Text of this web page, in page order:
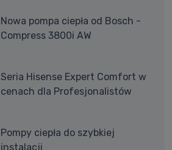
Nowa pompa ciepła od Bosch -
Compress 3800i AW
Seria Hisense Expert Comfort w
cenach dla Profesjonalistów
Pompy ciepła do szybkiej
instalacji